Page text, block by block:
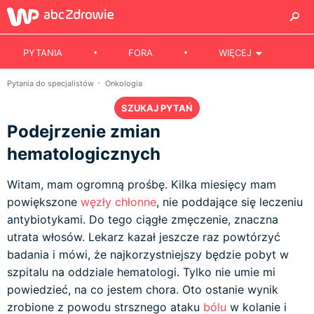
PYTANIA FORA WIĘCEJ
Pytania do specjalistów Onkologia
SZUKAJ PYTAŃ
Podejrzenie zmian
hematologicznych
Witam, mam ogromną prośbę. Kilka miesięcy mam
powiększone węzły chłonne, nie poddające się leczeniu
antybiotykami. Do tego ciągłe zmęczenie, znaczna
utrata włosów. Lekarz kazał jeszcze raz powtórzyć
badania i mówi, że najkorzystniejszy będzie pobyt w
szpitalu na oddziale hematologi. Tylko nie umie mi
powiedzieć, na co jestem chora. Oto ostanie wynik
zrobione z powodu strsznego ataku bólu w kolanie i